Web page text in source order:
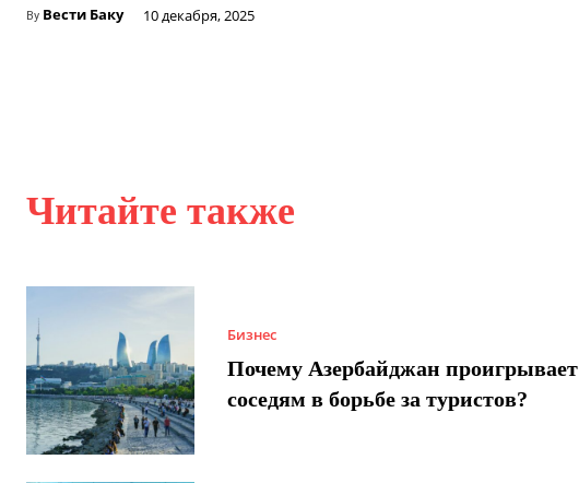
By Вести Баку 10 декабря, 2025
Читайте также
Бизнес
Почему Азербайджан проигрывает
соседям в борьбе за туристов?